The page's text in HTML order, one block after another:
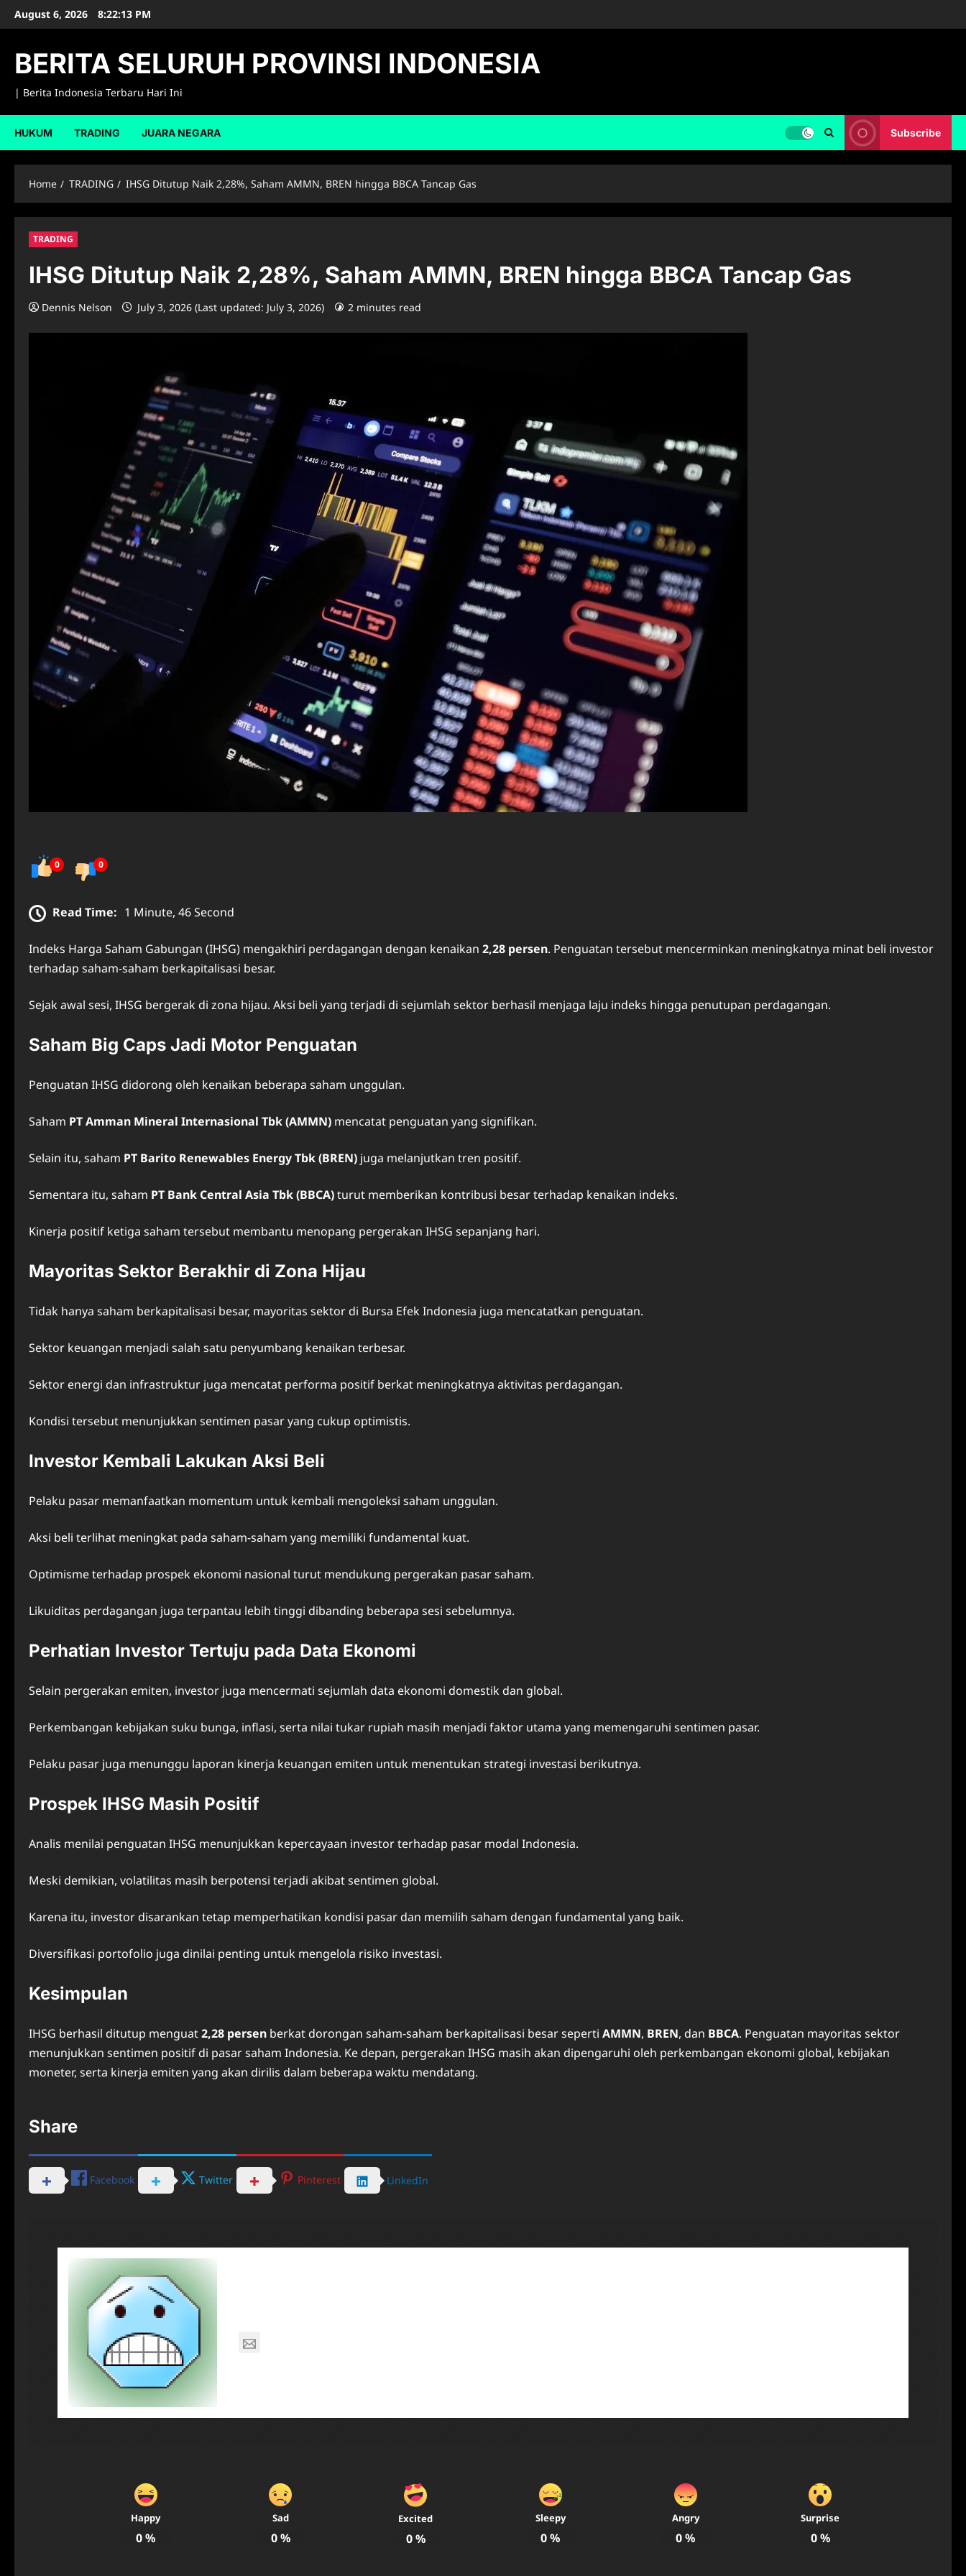
SkipAugust 6, 2026 8:22:14 PM
BERITA SELURUH PROVINSI INDONESIA
| Berita Indonesia Terbaru Hari Ini
HUKUM TRADING JUARA NEGARA Subscribe
Home TRADING IHSG Ditutup Naik 2,28%, Saham AMMN, BREN hingga BBCA Tancap Gas
TRADING
IHSG Ditutup Naik 2,28%, Saham AMMN, BREN hingga BBCA Tancap Gas
Dennis Nelson July 3, 2026 (Last updated: July 3, 2026) 2 minutes read
0 0
Read Time: 1 Minute, 46 Second
Indeks Harga Saham Gabungan (IHSG) mengakhiri perdagangan dengan kenaikan 2,28 persen. Penguatan tersebut mencerminkan meningkatnya minat beli investor
terhadap saham-saham berkapitalisasi besar.
Sejak awal sesi, IHSG bergerak di zona hijau. Aksi beli yang terjadi di sejumlah sektor berhasil menjaga laju indeks hingga penutupan perdagangan.
Saham Big Caps Jadi Motor Penguatan
Penguatan IHSG didorong oleh kenaikan beberapa saham unggulan.
Saham PT Amman Mineral Internasional Tbk (AMMN) mencatat penguatan yang signifikan.
Selain itu, saham PT Barito Renewables Energy Tbk (BREN) juga melanjutkan tren positif.
Sementara itu, saham PT Bank Central Asia Tbk (BBCA)turut memberikan kontribusi besar terhadap kenaikan indeks.
Kinerja positif ketiga saham tersebut membantu menopang pergerakan IHSG sepanjang hari.
Mayoritas Sektor Berakhir di Zona Hijau
Tidak hanya saham berkapitalisasi besar, mayoritas sektor di Bursa Efek Indonesia juga mencatatkan penguatan.
Sektor keuangan menjadi salah satu penyumbang kenaikan terbesar.
Sektor energi dan infrastruktur juga mencatat performa positif berkat meningkatnya aktivitas perdagangan.
Kondisi tersebut menunjukkan sentimen pasar yang cukup optimistis.
Investor Kembali Lakukan Aksi Beli
Pelaku pasar memanfaatkan momentum untuk kembali mengoleksi saham unggulan.
Aksi beli terlihat meningkat pada saham-saham yang memiliki fundamental kuat.
Optimisme terhadap prospek ekonomi nasional turut mendukung pergerakan pasar saham.
Likuiditas perdagangan juga terpantau lebih tinggi dibanding beberapa sesi sebelumnya.
Perhatian Investor Tertuju pada Data Ekonomi
Selain pergerakan emiten, investor juga mencermati sejumlah data ekonomi domestik dan global.
Perkembangan kebijakan suku bunga, inflasi, serta nilai tukar rupiah masih menjadi faktor utama yang memengaruhi sentimen pasar.
Pelaku pasar juga menunggu laporan kinerja keuangan emiten untuk menentukan strategi investasi berikutnya.
Prospek IHSG Masih Positif
Analis menilai penguatan IHSG menunjukkan kepercayaan investor terhadap pasar modal Indonesia.
Meski demikian, volatilitas masih berpotensi terjadi akibat sentimen global.
Karena itu, investor disarankan tetap memperhatikan kondisi pasar dan memilih saham dengan fundamental yang baik.
Diversifikasi portofolio juga dinilai penting untuk mengelola risiko investasi.
Kesimpulan
IHSG berhasil ditutup menguat2,28 persen berkat dorongan saham-saham berkapitalisasi besar seperti AMMN, BREN, dan BBCA. Penguatan mayoritas sektor
menunjukkan sentimen positif di pasar saham Indonesia. Ke depan, pergerakan IHSG masih akan dipengaruhi oleh perkembangan ekonomi global, kebijakan
moneter, serta kinerja emiten yang akan dirilis dalam beberapa waktu mendatang.
Share
Facebook Twitter Pinterest LinkedIn
Happy
0%
Sad
0%
Excited
0%
Sleepy
0%
Angry
0%
Surprise
0%